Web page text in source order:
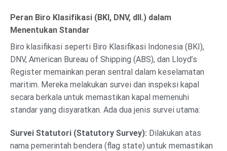
Peran Biro Klasifikasi (BKI, DNV, dll.) dalam
Menentukan Standar
Biro klasifikasi seperti Biro Klasifikasi Indonesia (BKI),
DNV, American Bureau of Shipping (ABS), dan Lloyd’s
Register memainkan peran sentral dalam keselamatan
maritim. Mereka melakukan survei dan inspeksi kapal
secara berkala untuk memastikan kapal memenuhi
standar yang disyaratkan. Ada dua jenis survei utama:
Survei Statutori (Statutory Survey): Dilakukan atas
nama pemerintah bendera (flag state) untuk memastikan